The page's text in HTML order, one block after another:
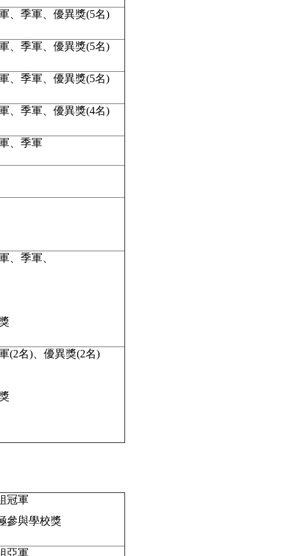
、季軍、優異獎(5名)
、季軍、優異獎(5名)
、季軍、優異獎(5名)
、季軍、優異獎(4名)
、季軍
、季軍、
(2名)、優異獎(2名)
冠軍
參與學校獎
亞軍